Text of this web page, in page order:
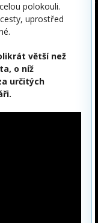
polokouli.
uprostřed
větší než
o níž
určitých